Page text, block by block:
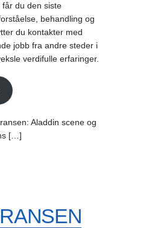
du den siste
behandling og
du kontakter med
jobb fra andre steder i
verdifulle erfaringer.
Aladdin scene og
[…]